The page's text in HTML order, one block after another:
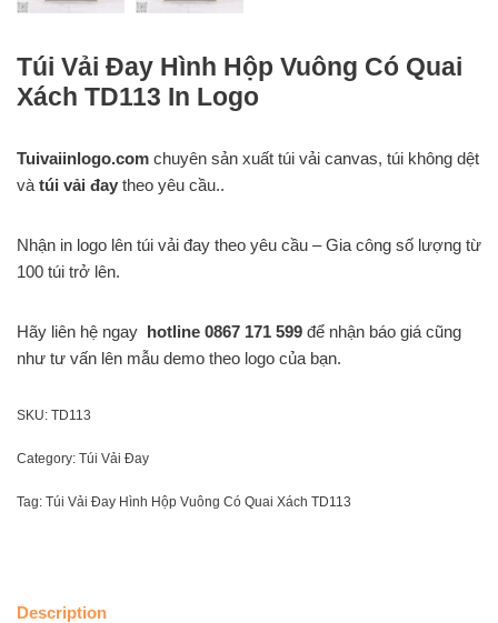
Túi Vải Đay Hình Hộp Vuông Có Quai
Xách TD113 In Logo
Tuivaiinlogo.com chuyên sản xuất túi vải canvas, túi không dệt
và túi vải đay theo yêu cầu..
Nhận in logo lên túi vải đay theo yêu cầu – Gia công số lượng từ
100 túi trở lên.
Hãy liên hệ ngay hotline 0867 171 599 để nhận báo giá cũng
như tư vấn lên mẫu demo theo logo của bạn.
SKU: TD113
Category: Túi Vải Đay
Tag: Túi Vải Đay Hình Hộp Vuông Có Quai Xách TD113
Description